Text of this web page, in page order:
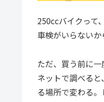
250ccバイクって
車検がいらない
ただ、買う前に
ネットで調べる
る場所で変わる